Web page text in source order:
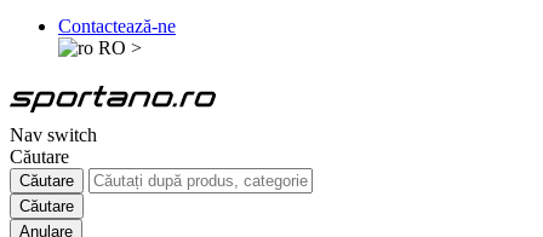
Contactează-ne
RO >
Nav switch
Căutare
Căutare
Căutare
Anulare